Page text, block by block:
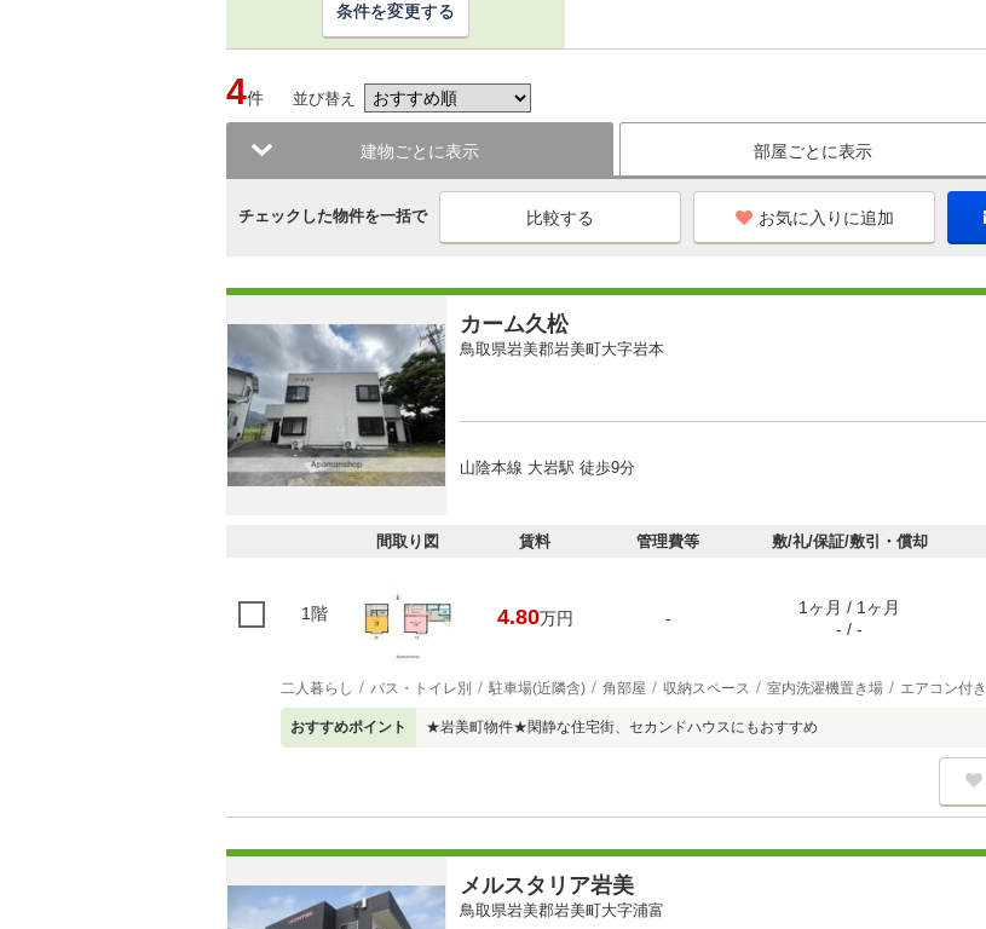
条件を変更する
4件 並び替え
建物ごとに表示 部屋ごとに表示
チェックした物件を一括で お気に入りに追加
カーム久松
鳥取県岩美郡岩美町大字岩本
山陰本線 大岩駅 徒歩9分
間取り図 賃料 管理費等 敷/礼/保証/敷引・償却
1階 4.80万円 -
1ヶ月 / 1ヶ月
- / -
二人暮らし バス・トイレ別 駐車場(近隣含) 角部屋 収納スペース 室内洗濯機置き場 エアコン付き
おすすめポイント ★岩美町物件★閑静な住宅街、セカンドハウスにもおすすめ
メルスタリア岩美
鳥取県岩美郡岩美町大字浦富